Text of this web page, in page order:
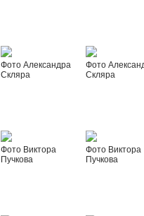
Фото Александра
Скляра
Фото
Скляра
Фото Виктора
Пучкова
Фото Виктора
Пучкова